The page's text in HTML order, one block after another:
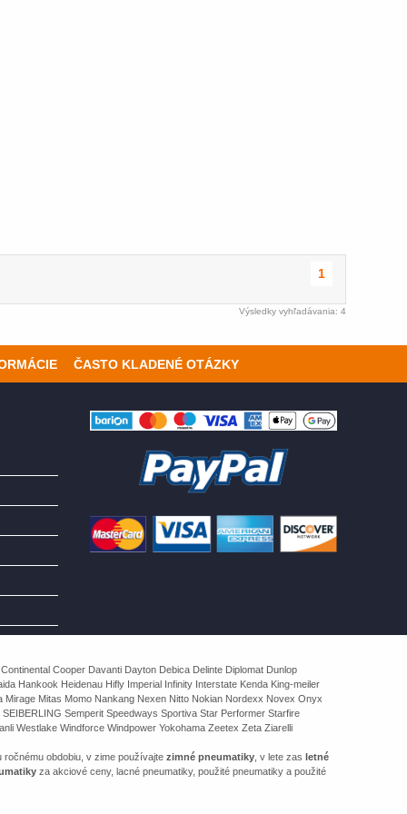
1
Výsledky vyhľadávania: 4
ČASTO KLADENÉ OTÁZKY
Cooper Davanti Dayton Debica Delinte Diplomat Dunlop
Hankook Heidenau Hifly Imperial Infinity Interstate Kenda King-meiler
Mitas Momo Nankang Nexen Nitto Nokian Nordexx Novex Onyx
Semperit Speedways Sportiva Star Performer Starfire
Westlake Windforce Windpower Yokohama Zeetex Zeta Ziarelli
obdobiu, v zime používajte zimné pneumatiky, v lete zas letné
za akciové ceny, lacné pneumatiky, použité pneumatiky a použité